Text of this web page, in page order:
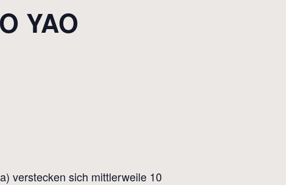
YAO
verstecken sich mittlerweile 10